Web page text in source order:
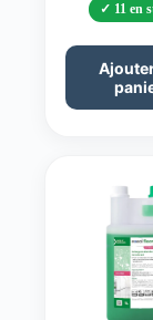
11 en